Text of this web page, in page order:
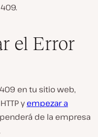
el Error
en tu sitio web,
yempezar a
de la empresa